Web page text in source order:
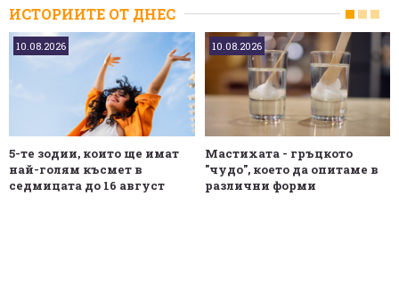
ИСТОРИИТЕ ОТ ДНЕС
10.08.2026
5-те зодии, които ще имат
най-голям късмет в
седмицата до 16 август
10.08.2026
Мастихата - гръцкото
"чудо", което да опитаме в
различни форми